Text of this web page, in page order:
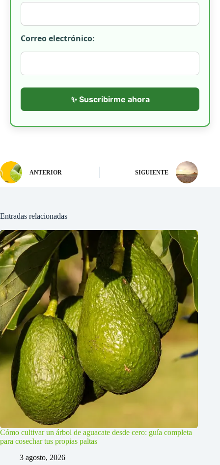
Correo electrónico:
✨ Suscribirme ahora
ANTERIOR SIGUIENTE
Entradas relacionadas
Cómo cultivar un árbol de aguacate desde cero: guía completa
para cosechar tus propias paltas
3 agosto, 2026